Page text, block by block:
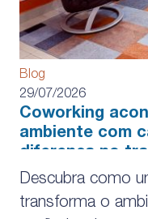
Blog
29/07/2026
Coworking
ambiente com
diferença no
Descubra como
transforma o